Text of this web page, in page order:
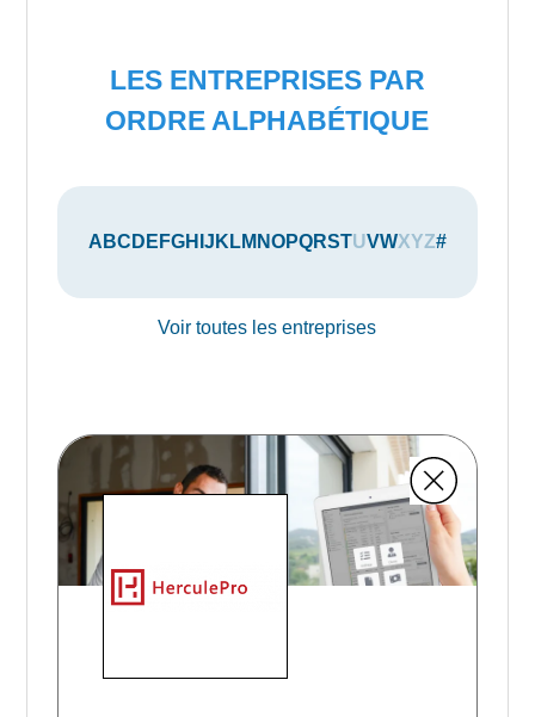
LES ENTREPRISES PAR
ORDRE ALPHABÉTIQUE
A BC D E FGH J KLM NOPQRSTUVWXYZ#
Voir toutes les entreprises